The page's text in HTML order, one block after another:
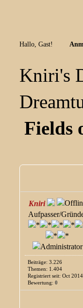
Hallo, Gast!
Kniri's
Fields
Kniri
Aufpasser/
Beiträge: 3.226
Themen: 1.404
Registriert seit: Oct 2014
Bewertung: 0